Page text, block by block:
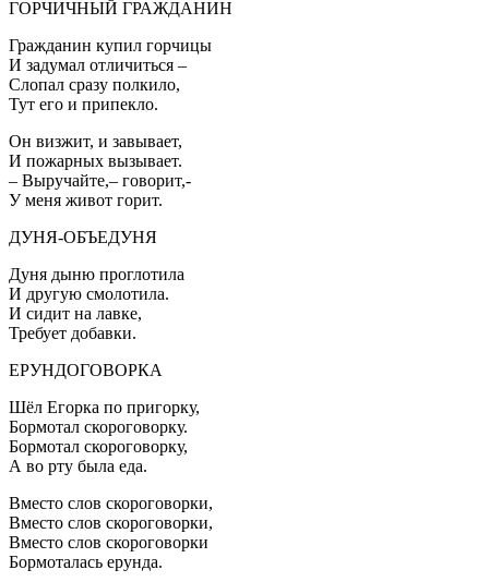
ГОРЧИЧНЫЙ ГРАЖДАНИН
Гражданин купил горчицы
И задумал отличиться –
Слопал сразу полкило,
Тут его и припекло.
Он визжит, и завывает,
И пожарных вызывает.
– Выручайте,– говорит,-
У меня живот горит.
ДУНЯ-ОБЪЕДУНЯ
Дуня дыню проглотила
И другую смолотила.
И сидит на лавке,
Требует добавки.
ЕРУНДОГОВОРКА
Шёл Егорка по пригорку,
Бормотал скороговорку.
Бормотал скороговорку,
А во рту была еда.
Вместо слов скороговорки,
Вместо слов скороговорки,
Вместо слов скороговорки
Бормоталась ерунда.